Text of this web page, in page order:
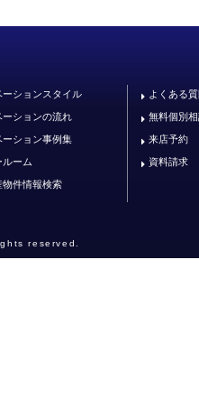
ーションスタイル
ーションの流れ
ーション事例集
ルーム
物件情報検索
よくある
無料個別
来店予約
資料請求
reserved.